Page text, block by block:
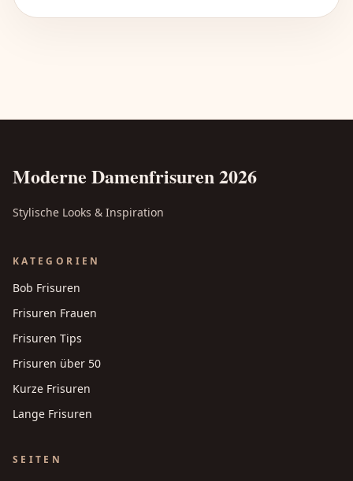
Moderne Damenfrisuren 2026
Stylische Looks & Inspiration
KATEGORIEN
Bob Frisuren
Frisuren Frauen
Frisuren Tips
Frisuren über 50
Kurze Frisuren
Lange Frisuren
SEITEN